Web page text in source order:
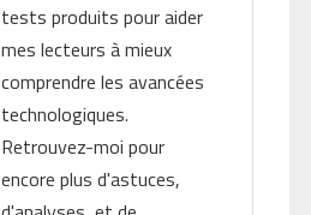
tests produits pour aider
mes lecteurs à mieux
comprendre les avancées
technologiques.
Retrouvez-moi pour
encore plus d'astuces,